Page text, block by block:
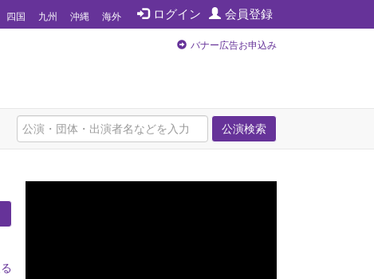
ログイン 会員登録
四国 九州 沖縄 海外
バナー広告お申込み
公演検索